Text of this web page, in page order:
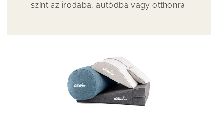
színt az irodába, autódba vagy otthonra.